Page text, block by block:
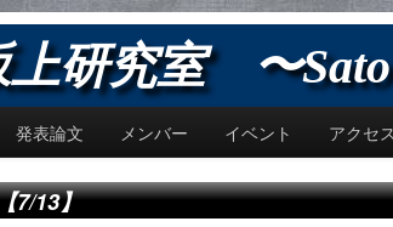
研究室 〜Sato
発表論文 メンバー イベント アクセス
7/13】